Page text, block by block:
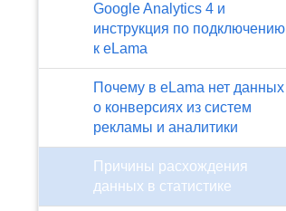
Google Analytics 4 и
инструкция по подключению
к eLama
Почему в eLama нет данных
о конверсиях из систем
рекламы и аналитики
Причины расхождения
данных в статистике